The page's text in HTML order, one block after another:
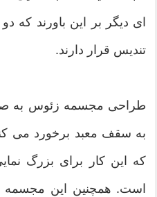
ای دیگر بر این باورند که
تندیس قرار دارند.
طراحی مجسمه زئوس به
به سقف معبد برخورد می
که این کار برای بزرگ
است. همچنین این